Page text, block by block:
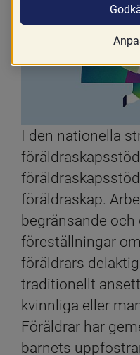
I den nationella
föräldraskapsstöd [
föräldraskap.
begränsande
föreställningar
föräldrars
traditionellt
kvinnliga eller
Föräldrar har
barnets